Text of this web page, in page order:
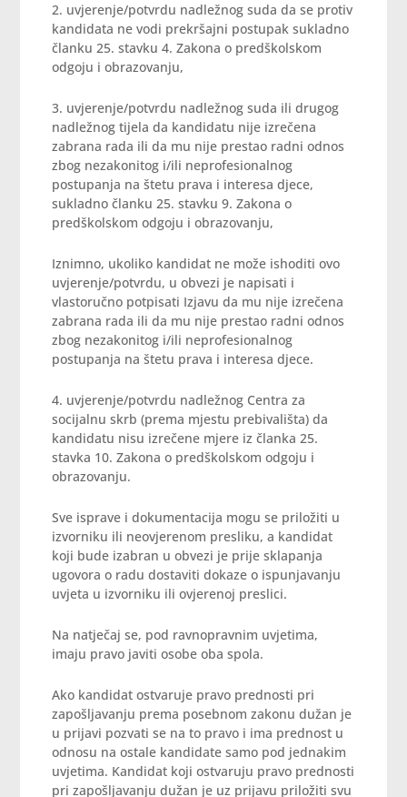
2. uvjerenje/potvrdu nadležnog suda da se protiv
kandidata ne vodi prekršajni postupak sukladno
članku 25. stavku 4. Zakona o predškolskom
odgoju i obrazovanju,
3. uvjerenje/potvrdu nadležnog suda ili drugog
nadležnog tijela da kandidatu nije izrečena
zabrana rada ili da mu nije prestao radni odnos
zbog nezakonitog i/ili neprofesionalnog
postupanja na štetu prava i interesa djece,
sukladno članku 25. stavku 9. Zakona o
predškolskom odgoju i obrazovanju,
Iznimno, ukoliko kandidat ne može ishoditi ovo
uvjerenje/potvrdu, u obvezi je napisati i
vlastoručno potpisati Izjavu da mu nije izrečena
zabrana rada ili da mu nije prestao radni odnos
zbog nezakonitog i/ili neprofesionalnog
postupanja na štetu prava i interesa djece.
4. uvjerenje/potvrdu nadležnog Centra za
socijalnu skrb (prema mjestu prebivališta) da
kandidatu nisu izrečene mjere iz članka 25.
stavka 10. Zakona o predškolskom odgoju i
obrazovanju.
Sve isprave i dokumentacija mogu se priložiti u
izvorniku ili neovjerenom presliku, a kandidat
koji bude izabran u obvezi je prije sklapanja
ugovora o radu dostaviti dokaze o ispunjavanju
uvjeta u izvorniku ili ovjerenoj preslici.
Na natječaj se, pod ravnopravnim uvjetima,
imaju pravo javiti osobe oba spola.
Ako kandidat ostvaruje pravo prednosti pri
zapošljavanju prema posebnom zakonu dužan je
u prijavi pozvati se na to pravo i ima prednost u
odnosu na ostale kandidate samo pod jednakim
uvjetima. Kandidat koji ostvaruju pravo prednosti
pri zapošljavanju dužan je uz prijavu priložiti svu